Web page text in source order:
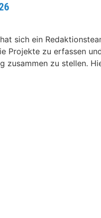
sich ein
Projekte zu erfassen
zusammen zu stellen.